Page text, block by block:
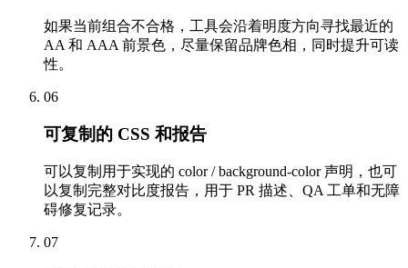
如果当前组合不合格，工具会沿着明度方向寻找最近的
AA 和 AAA 前景色，尽量保留品牌色相，同时提升可读
性。
06
可复制的 CSS 和报告
可以复制用于实现的 color / background-color 声明，也可
以复制完整对比度报告，用于 PR 描述、QA 工单和无障
碍修复记录。
07